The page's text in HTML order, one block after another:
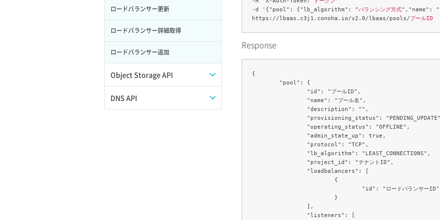
サーバー利用状況グラフ（ディスク
IO）
サーバー利用状況グラフ（トラフィッ
ク）
サーバー削除
サーバー操作（起動/停止/再起動/強制
ポート作成（追加IP用）
ポート削除
ポート更新
ポート詳細取得
ロードバランサー更新
ロードバランサー詳細取得
ロードバランサー追加
Object Storage API
Web公開
DNS API
-d '{"pool": {"lb_algorithm": "バランシング方式","name": "
https://lbaas.c3j1.conoha.io/v2.0/lbaas/pools/プールID
Response
{